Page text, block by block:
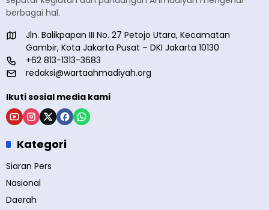
berbagai hal.
Jln. Balikpapan III No. 27 Petojo Utara, Kecamatan
Gambir, Kota Jakarta Pusat – DKI Jakarta 10130
+62 813-1313-3683
redaksi@wartaahmadiyah.org
Ikuti sosial media kami
Kategori
Siaran Pers
Nasional
Daerah